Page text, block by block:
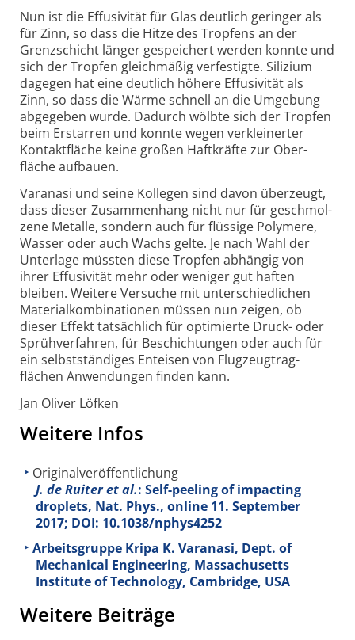
Nun ist die Effusivität für Glas deutlich geringer als
für Zinn, so dass die Hitze des Tropfens an der
Grenz­schicht länger gespei­chert werden konnte und
sich der Tropfen gleich­mäßig ver­festigte. Silizium
dagegen hat eine deut­lich höhere Effusi­vität als
Zinn, so dass die Wärme schnell an die Um­ge­bung
abge­geben wurde. Dadurch wölbte sich der Tropfen
beim Erstarren und konnte wegen ver­klei­nerter
Kontakt­fläche keine großen Haft­kräfte zur Ober­
fläche auf­bauen.
Varanasi und seine Kollegen sind davon überzeugt,
dass dieser Zusammen­hang nicht nur für geschmol­
zene Metalle, sondern auch für flüssige Poly­mere,
Wasser oder auch Wachs gelte. Je nach Wahl der
Unter­lage müssten diese Tropfen abhängig von
ihrer Effusi­vität mehr oder weniger gut haften
bleiben. Weitere Versuche mit unter­schied­lichen
Material­kombi­na­tionen müssen nun zeigen, ob
dieser Effekt tat­säch­lich für opti­mierte Druck- oder
Sprüh­ver­fahren, für Beschich­tungen oder auch für
ein selbst­stän­diges Ent­eisen von Flug­zeug­trag­
flächen Anwen­dungen finden kann.
Jan Oliver Löfken
Weitere Infos
Originalveröffentlichung
J. de Ruiter et al.: Self-peeling of impacting
droplets, Nat. Phys., online 11. September
2017; DOI: 10.1038/nphys4252
Arbeitsgruppe Kripa K. Varanasi, Dept. of
Mechanical Engineering, Massachusetts
Institute of Technology, Cambridge, USA
Weitere Beiträge